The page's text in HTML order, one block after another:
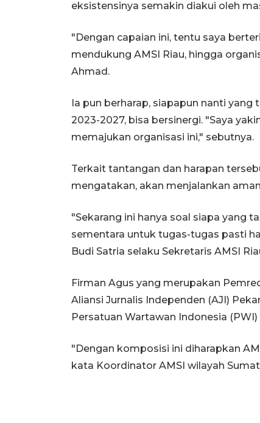
eksistensinya semakin diakui oleh
"Dengan capaian ini, tentu saya
mendukung AMSI Riau, hingga
Ahmad.
Ia pun berharap, siapapun nanti
2023-2027, bisa bersinergi. "Saya
memajukan organisasi ini," sebutnya.
Terkait tantangan dan harapan
mengatakan, akan menjalankan
"Sekarang ini hanya soal siapa yang
sementara untuk tugas-tugas pasti
Budi Satria selaku Sekretaris AMSI
Firman Agus yang merupakan
Aliansi Jurnalis Independen (AJI)
Persatuan Wartawan Indonesia
"Dengan komposisi ini diharapkan
kata Koordinator AMSI wilayah